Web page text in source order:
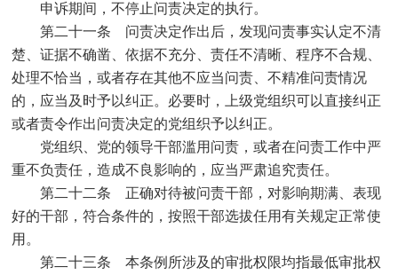
申诉期间，不停止问责决定的执行。
第二十一条 问责决定作出后，发现问责事实认定不清
楚、证据不确凿、依据不充分、责任不清晰、程序不合规、
处理不恰当，或者存在其他不应当问责、不精准问责情况
的，应当及时予以纠正。必要时，上级党组织可以直接纠正
或者责令作出问责决定的党组织予以纠正。
党组织、党的领导干部滥用问责，或者在问责工作中严
重不负责任，造成不良影响的，应当严肃追究责任。
第二十二条 正确对待被问责干部，对影响期满、表现
好的干部，符合条件的，按照干部选拔任用有关规定正常使
用。
第二十三条 本条例所涉及的审批权限均指最低审批权